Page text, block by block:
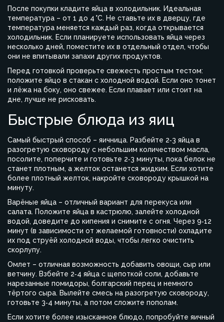
После покупки кладите яйца в холодильник. Идеальная
температура – от 1 до 4 °C. Не ставьте их в дверцу, где
температура меняется каждый раз, когда открывается
холодильник. Если планируете использовать яйца через
несколько дней, поместите их в отдельный отдел, чтобы
они не впитывали запахи других продуктов.
Перед готовкой проверьте свежесть простым тестом:
положите яйцо в стакан с холодной водой. Если оно тонет
и лёжа на боку, оно свежее. Если плавает или стоит на
дне, лучше не рисковать.
Быстрые блюда из яиц
Самый быстрый способ – яичница. Разбейте 2‑3 яйца в
разогретую сковороду с небольшим количеством масла,
посолите, поперчите и готовьте 2‑3 минуты, пока белок не
станет плотным, а желток останется жидким. Если хотите
более плотный желток, накройте сковороду крышкой на
минуту.
Варёные яйца – отличный вариант для перекуса или
салата. Положите яйца в кастрюлю, залейте холодной
водой, доведите до кипения и снимите с огня. Через 9‑12
минут (в зависимости от желаемой готовности) охладите
их под струёй холодной воды, чтобы легко очистить
скорлупу.
Омлет – отличная возможность добавить овощи, сыр или
ветчину. Взбейте 2‑4 яйца с щепоткой соли, добавьте
нарезанные помидоры, болгарский перец и немного
тёртого сыра. Вылейте смесь на разогретую сковороду,
готовьте 3‑4 минуты, а потом сложите пополам.
Если хотите более изысканное блюдо, попробуйте яичный